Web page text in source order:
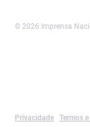
© 2026 Imprensa
Privacidade Termos